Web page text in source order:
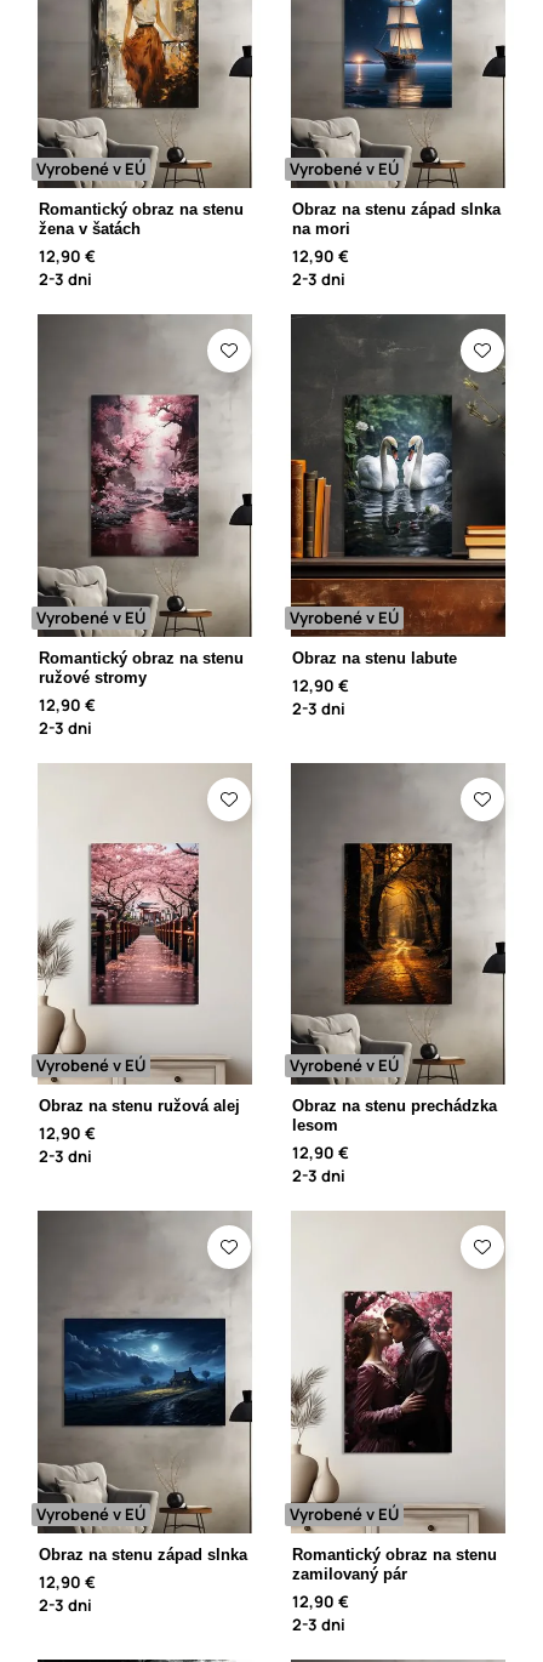
Vyrobené v EÚ
Romantický obraz na stenu
žena v šatách
12,90 €
2-3 dni
Vyrobené v EÚ
Obraz na stenu západ slnka
na mori
12,90 €
2-3 dni
Vyrobené v EÚ
Romantický obraz na stenu
ružové stromy
12,90 €
2-3 dni
Vyrobené v EÚ
Obraz na stenu labute
12,90 €
2-3 dni
Vyrobené v EÚ
Obraz na stenu ružová alej
12,90 €
2-3 dni
Vyrobené v EÚ
Obraz na stenu prechádzka
lesom
12,90 €
2-3 dni
Vyrobené v EÚ
Obraz na stenu západ slnka
12,90 €
2-3 dni
Vyrobené v EÚ
Romantický obraz na stenu
zamilovaný pár
12,90 €
2-3 dni